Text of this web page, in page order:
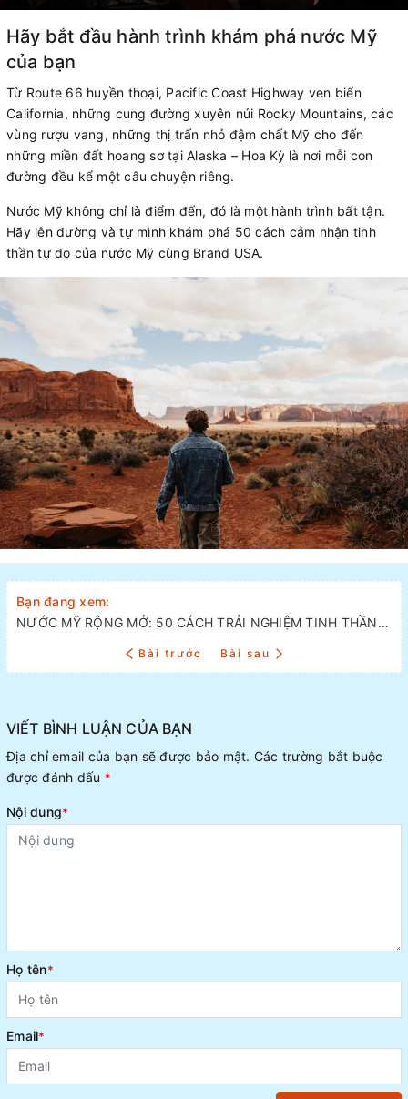
Hãy bắt đầu hành trình khám phá nước Mỹ
của bạn
Từ Route 66 huyền thoại, Pacific Coast Highway ven biển
California, những cung đường xuyên núi Rocky Mountains, các
vùng rượu vang, những thị trấn nhỏ đậm chất Mỹ cho đến
những miền đất hoang sơ tại Alaska – Hoa Kỳ là nơi mỗi con
đường đều kể một câu chuyện riêng.
Nước Mỹ không chỉ là điểm đến, đó là một hành trình bất tận.
Hãy lên đường và tự mình khám phá 50 cách cảm nhận tinh
thần tự do của nước Mỹ cùng Brand USA.
Bạn đang xem:
NƯỚC MỸ RỘNG MỞ: 50 CÁCH TRẢI NGHIỆM TINH THẦN CỦA NHỮNG CUNG ĐƯỜNG BẤT TẬN CÙNG BRAND USA
Bài trước Bài sau
VIẾT BÌNH LUẬN CỦA BẠN
Địa chỉ email của bạn sẽ được bảo mật. Các trường bắt buộc
được đánh dấu *
Nội dung*
Họ tên*
Email*